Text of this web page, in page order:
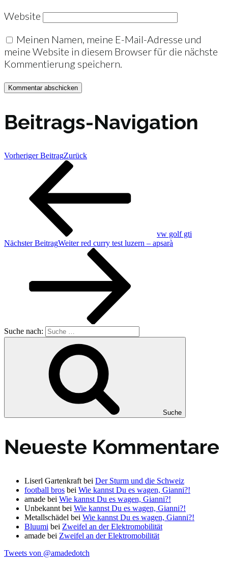
Website
Meinen Namen, meine E-Mail-Adresse und
meine Website in diesem Browser für die nächste
Kommentierung speichern.
Beitrags-Navigation
Vorheriger BeitragZurück
vw golf gti
Nächster BeitragWeiter red curry test luzern – apsarà
Suche nach:
Suche
Neueste Kommentare
Liserl Gartenkraft bei Der Sturm und die Schweiz
football bros bei Wie kannst Du es wagen, Gianni?!
amade bei Wie kannst Du es wagen, Gianni?!
Unbekannt bei Wie kannst Du es wagen, Gianni?!
Metallschädel bei Wie kannst Du es wagen, Gianni?!
Bluumi bei Zweifel an der Elektromobilität
amade bei Zweifel an der Elektromobilität
Tweets von @amadedotch